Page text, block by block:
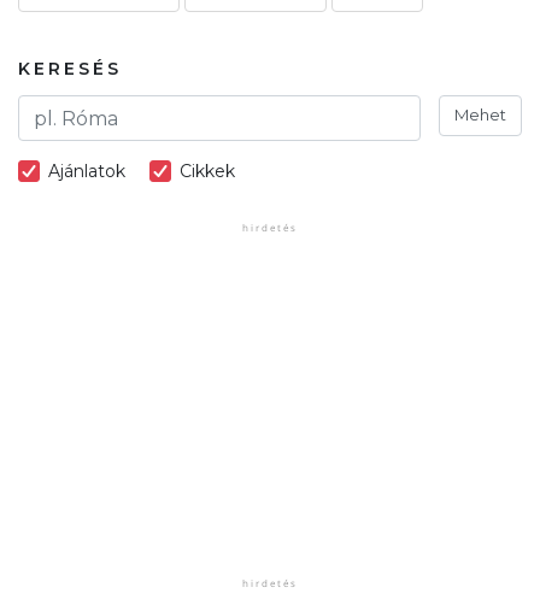
KERESÉS
Mehet
Ajánlatok Cikkek